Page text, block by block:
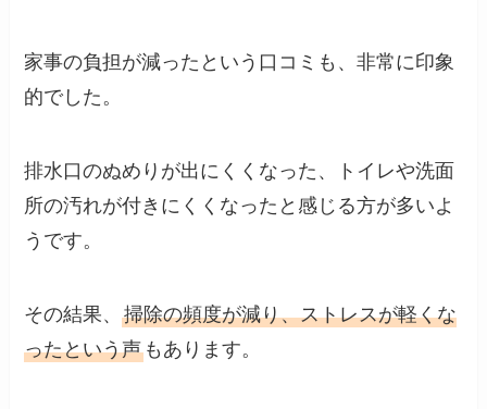
家事の負担が減ったという口コミも、非常に印象
的でした。
排水口のぬめりが出にくくなった、トイレや洗面
所の汚れが付きにくくなったと感じる方が多いよ
うです。
その結果、掃除の頻度が減り、ストレスが軽くな
ったという声 もあります。